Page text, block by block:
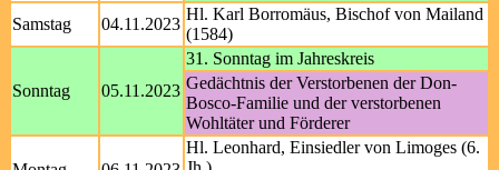
Samstag
04.11.2023
Hl. Karl Borromäus, Bischof von Mailand
(1584)
Sonntag 05.11.2023
31. Sonntag im Jahreskreis
Gedächtnis der Verstorbenen der Don-
Bosco-Familie und der verstorbenen
Wohltäter und Förderer
Hl. Leonhard, Einsiedler von Limoges (6.